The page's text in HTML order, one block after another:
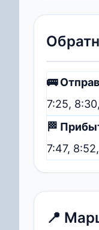
🚌
7:25,
🏁
7:47,
📍